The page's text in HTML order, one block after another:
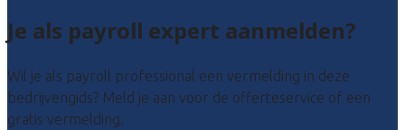
Je als payroll expert aanmelden?
Wil je als payroll professional een vermelding in deze
bedrijvengids? Meld je aan voor de offerteservice of een
gratis vermelding.